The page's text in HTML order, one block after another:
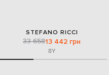
STEFANO RICCI
33 65813 442 грн
8Y